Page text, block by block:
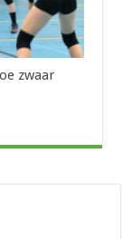
zwaar